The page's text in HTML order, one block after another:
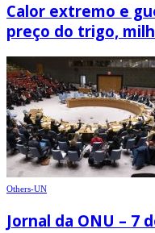
Calor extremo e
preço do trigo,
Others-UN
Jornal da ONU – 7